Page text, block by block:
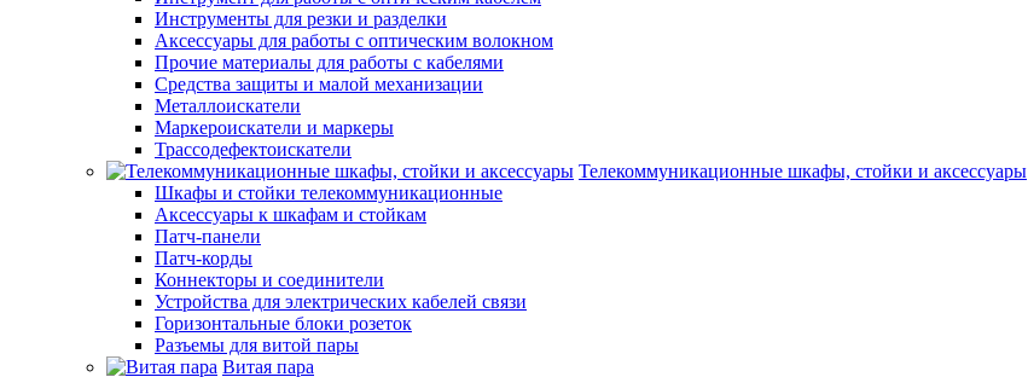
Инструменты для резки и разделки
Аксессуары для работы с оптическим волокном
Прочие материалы для работы с кабелями
Средства защиты и малой механизации
Металлоискатели
Маркероискатели и маркеры
Трассодефектоискатели
Телекоммуникационные шкафы, стойки и аксессуары
Шкафы и стойки телекоммуникационные
Аксессуары к шкафам и стойкам
Патч-панели
Патч-корды
Коннекторы и соединители
Устройства для электрических кабелей связи
Горизонтальные блоки розеток
Разъемы для витой пары
Витая пара